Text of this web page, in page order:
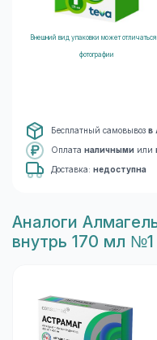
Внешний вид упаковки может отличаться
фотографии
Бесплатный самовывоз в
Оплата наличными или
Доставка: недоступна
Aналоги
внутрь 170 мл №1